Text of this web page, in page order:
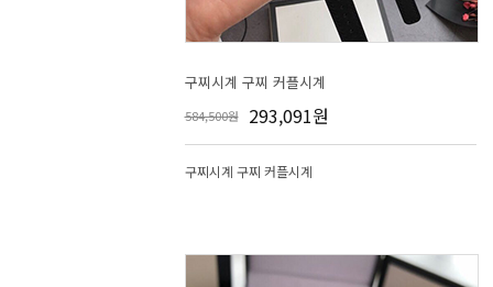
구찌시계 구찌 커플시계
584,500원 293,091원
구찌시계 구찌 커플시계